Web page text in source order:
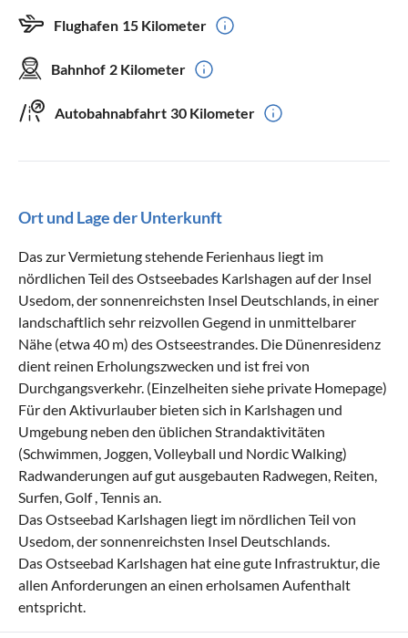
Flughafen 15 Kilometer
Bahnhof 2 Kilometer
Autobahnabfahrt 30 Kilometer
Ort und Lage der Unterkunft
Das zur Vermietung stehende Ferienhaus liegt im
nördlichen Teil des Ostseebades Karlshagen auf der Insel
Usedom, der sonnenreichsten Insel Deutschlands, in einer
landschaftlich sehr reizvollen Gegend in unmittelbarer
Nähe (etwa 40 m) des Ostseestrandes. Die Dünenresidenz
dient reinen Erholungszwecken und ist frei von
Durchgangsverkehr. (Einzelheiten siehe private Homepage)
Für den Aktivurlauber bieten sich in Karlshagen und
Umgebung neben den üblichen Strandaktivitäten
(Schwimmen, Joggen, Volleyball und Nordic Walking)
Radwanderungen auf gut ausgebauten Radwegen, Reiten,
Surfen, Golf , Tennis an.
Das Ostseebad Karlshagen liegt im nördlichen Teil von
Usedom, der sonnenreichsten Insel Deutschlands.
Das Ostseebad Karlshagen hat eine gute Infrastruktur, die
allen Anforderungen an einen erholsamen Aufenthalt
entspricht.